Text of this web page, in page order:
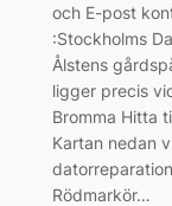
och E-post
:Stockholms
Ålstens
ligger precis
Bromma Hitta
Kartan nedan
Rödmarkör…